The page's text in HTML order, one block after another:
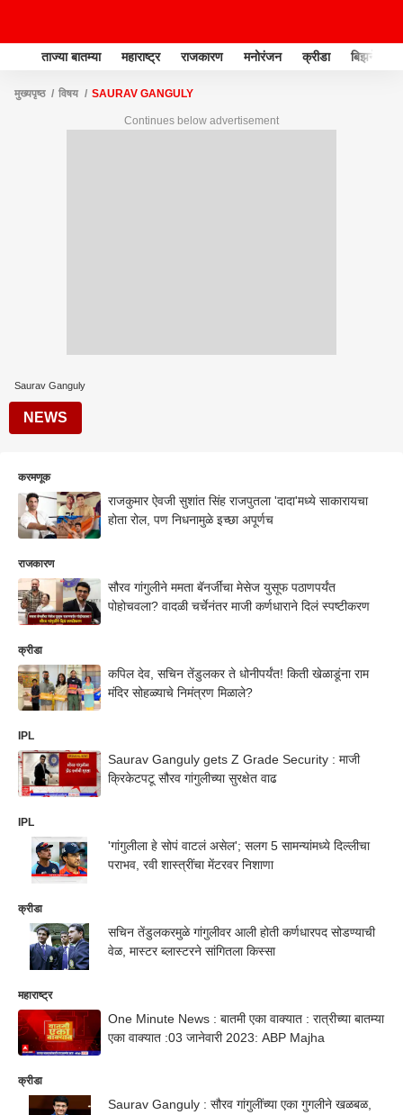
ताज्या बातम्या महाराष्ट्र राजकारण मनोरंजन क्रीडा बिझनेस
मुख्यपृष्ठ विषय SAURAV GANGULY
Continues below advertisement
Saurav Ganguly
NEWS
करमणूक
राजकुमार ऐवजी सुशांत सिंह राजपुतला 'दादा'मध्ये साकारायचा
होता रोल, पण निधनामुळे इच्छा अपूर्णच
राजकारण
सौरव गांगुलीने ममता बॅनर्जींचा मेसेज युसूफ पठाणपर्यंत
पोहोचवला? वादळी चर्चेनंतर माजी कर्णधाराने दिलं स्पष्टीकरण
क्रीडा
कपिल देव, सचिन तेंडुलकर ते धोनीपर्यंत! किती खेळाडूंना राम
मंदिर सोहळ्याचे निमंत्रण मिळाले?
IPL
Saurav Ganguly gets Z Grade Security : माजी
क्रिकेटपटू सौरव गांगुलीच्या सुरक्षेत वाढ
IPL
'गांगुलीला हे सोपं वाटलं असेल'; सलग 5 सामन्यांमध्ये दिल्लीचा
पराभव, रवी शास्त्रींचा मेंटरवर निशाणा
क्रीडा
सचिन तेंडुलकरमुळे गांगुलीवर आली होती कर्णधारपद सोडण्याची
वेळ, मास्टर ब्लास्टरने सांगितला किस्सा
महाराष्ट्र
One Minute News : बातमी एका वाक्यात : रात्रीच्या बातम्या
एका वाक्यात :03 जानेवारी 2023: ABP Majha
क्रीडा
Saurav Ganguly : सौरव गांगुलींच्या एका गुगलीने खळबळ,